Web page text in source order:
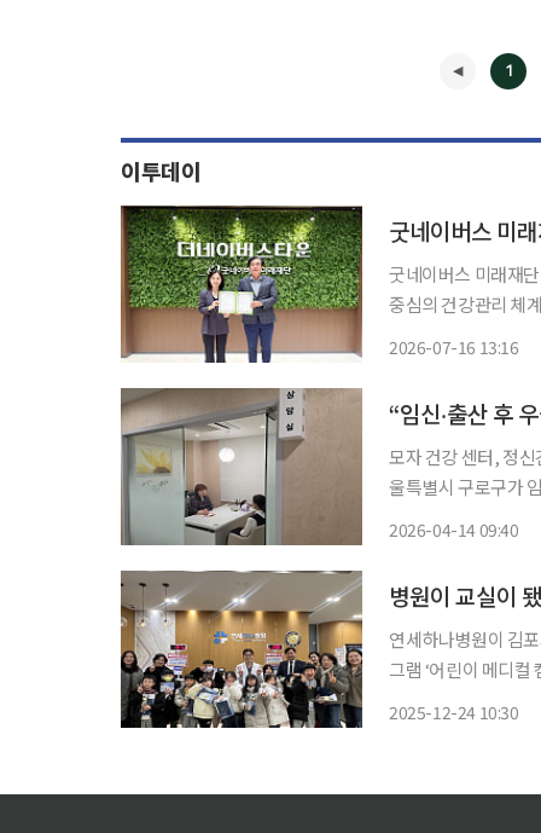
1
이투데이
굿네이버스 미
굿네이버스 미래재
중심의 건강관리 체계를 구축한다. 굿네이버스 미래재
2026-07-16 13:16
모자 건강 센터, 정신
울특별시 구로구가
2026-04-14 09:40
연세하나병원이 김
그램 ‘어린이 메디컬 캠프’를 운영
2025-12-24 10:30